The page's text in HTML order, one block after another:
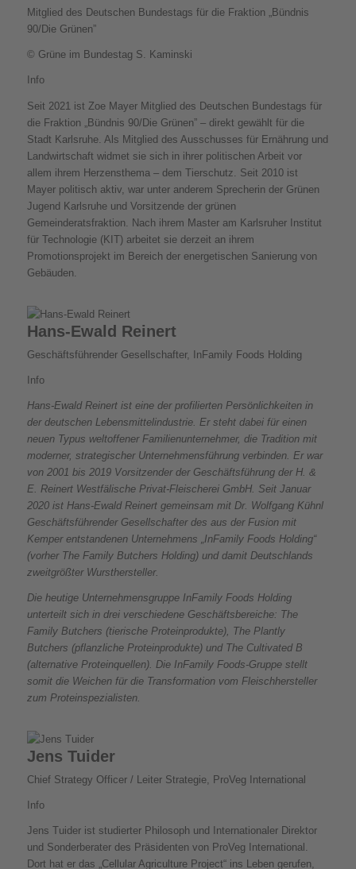
Mitglied des Deutschen Bundestags für die Fraktion „Bündnis
90/Die Grünen”
© Grüne im Bundestag S. Kaminski
Info
Seit 2021 ist Zoe Mayer Mitglied des Deutschen Bundestags für
die Fraktion „Bündnis 90/Die Grünen” – direkt gewählt für die
Stadt Karlsruhe. Als Mitglied des Ausschusses für Ernährung und
Landwirtschaft widmet sie sich in ihrer politischen Arbeit vor
allem ihrem Herzensthema – dem Tierschutz. Seit 2010 ist
Mayer politisch aktiv, war unter anderem Sprecherin der Grünen
Jugend Karlsruhe und Vorsitzende der grünen
Gemeinderatsfraktion. Nach ihrem Master am Karlsruher Institut
für Technologie (KIT) arbeitet sie derzeit an ihrem
Promotionsprojekt im Bereich der energetischen Sanierung von
Gebäuden.
Hans-Ewald Reinert
Geschäftsführender Gesellschafter, InFamily Foods Holding
Info
Hans-Ewald Reinert ist eine der profilierten Persönlichkeiten in
der deutschen Lebensmittelindustrie. Er steht dabei für einen
neuen Typus weltoffener Familienunternehmer, die Tradition mit
moderner, strategischer Unternehmensführung verbinden. Er war
von 2001 bis 2019 Vorsitzender der Geschäftsführung der H. &
E. Reinert Westfälische Privat-Fleischerei GmbH. Seit Januar
2020 ist Hans-Ewald Reinert gemeinsam mit Dr. Wolfgang Kühnl
Geschäftsführender Gesellschafter des aus der Fusion mit
Kemper entstandenen Unternehmens „InFamily Foods Holding“
(vorher The Family Butchers Holding) und damit Deutschlands
zweitgrößter Wursthersteller.
Die heutige Unternehmensgruppe InFamily Foods Holding
unterteilt sich in drei verschiedene Geschäftsbereiche: The
Family Butchers (tierische Proteinprodukte), The Plantly
Butchers (pflanzliche Proteinprodukte) und The Cultivated B
(alternative Proteinquellen). Die InFamily Foods-Gruppe stellt
somit die Weichen für die Transformation vom Fleischhersteller
zum Proteinspezialisten.
Jens Tuider
Chief Strategy Officer / Leiter Strategie, ProVeg International
Info
Jens Tuider ist studierter Philosoph und Internationaler Direktor
und Sonderberater des Präsidenten von ProVeg International.
Dort hat er das „Cellular Agriculture Project“ ins Leben gerufen,